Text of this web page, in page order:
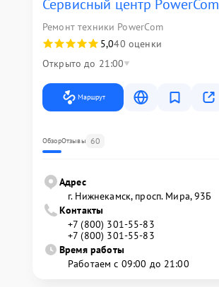
Сервисный центр PowerCom
Ремонт техники PowerCom
5,040 оценки
Открыто до 21:00
Маршрут
ОбзорОтзывы 60
Адрес
г. Нижнекамск, просп. Мира, 93Б
Контакты
+7 (800) 301-55-83
+7 (800) 301-55-83
Время работы
Работаем с 09:00 до 21:00